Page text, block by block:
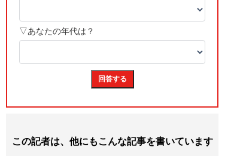
この記者は、他にもこんな記事を書いています